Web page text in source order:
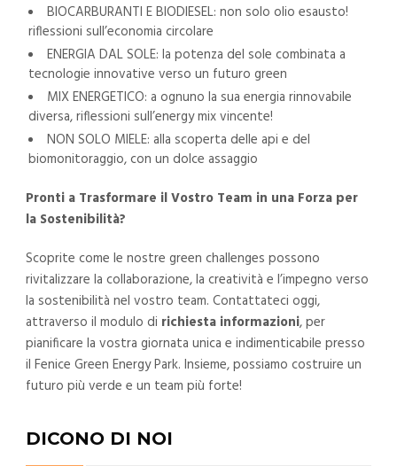
BIOCARBURANTI E BIODIESEL: non solo olio esausto!
riflessioni sull’economia circolare
ENERGIA DAL SOLE: la potenza del sole combinata a
tecnologie innovative verso un futuro green
MIX ENERGETICO: a ognuno la sua energia rinnovabile
diversa, riflessioni sull’energy mix vincente!
NON SOLO MIELE: alla scoperta delle api e del
biomonitoraggio, con un dolce assaggio
Pronti a Trasformare il Vostro Team in una Forza per
la Sostenibilità?
Scoprite come le nostre green challenges possono
rivitalizzare la collaborazione, la creatività e l’impegno verso
la sostenibilità nel vostro team. Contattateci oggi,
attraverso il modulo di richiesta informazioni, per
pianificare la vostra giornata unica e indimenticabile presso
il Fenice Green Energy Park. Insieme, possiamo costruire un
futuro più verde e un team più forte!
DICONO DI NOI